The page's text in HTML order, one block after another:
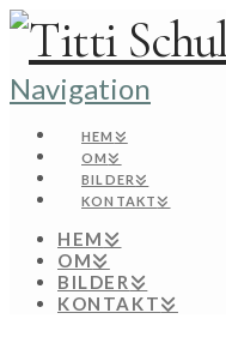
Navigation
HEM
OM
BILDER
KONTAKT
HEM
OM
BILDER
KONTAKT